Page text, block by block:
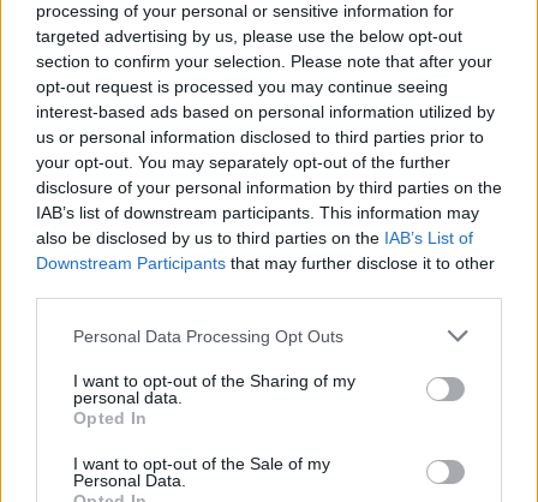
processing of your personal or sensitive information for
targeted advertising by us, please use the below opt-out
section to confirm your selection. Please note that after your
opt-out request is processed you may continue seeing
interest-based ads based on personal information utilized by
us or personal information disclosed to third parties prior to
your opt-out. You may separately opt-out of the further
disclosure of your personal information by third parties on the
IAB’s list of downstream participants. This information may
also be disclosed by us to third parties on the IAB’s List of
Downstream Participants that may further disclose it to other
Please note that this website/app uses one or more Google
not limited to your visit or usage behaviour. You may click to
grant or deny consent to Google and its third-party tags to
use your data for below specified purposes in below Google
consent section.
Personal Data Processing Opt Outs
I want to opt-out of the Sharing of my
personal data.
Opted In
I want to opt-out of the Sale of my
Personal Data.
F
a
ce
b
o
o
k
T
w
it
te
r
Pi
n
te
re
st
W
h
at
s
A
p
p
S
h
a
re
Articolo precedente
Prossimo articolo
NOTIZIE RECENTI
Gallura
Michelle Hunziker in Gallura, bella anche dal